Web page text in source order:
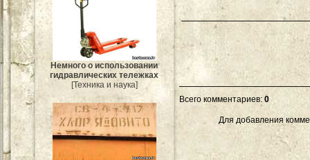
Немного о использовании
гидравлических тележках
[Техника и наука]
Всего комментариев: 0
Для добавления